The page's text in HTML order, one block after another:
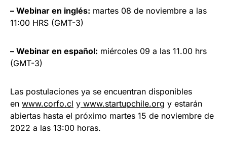
– Webinar en inglés: martes 08 de noviembre a las
11:00 HRS (GMT-3)
– Webinar en español: miércoles 09 a las 11.00 hrs
(GMT-3)
Las postulaciones ya se encuentran disponibles
en www.corfo.cl y www.startupchile.org y estarán
abiertas hasta el próximo martes 15 de noviembre de
2022 a las 13:00 horas.